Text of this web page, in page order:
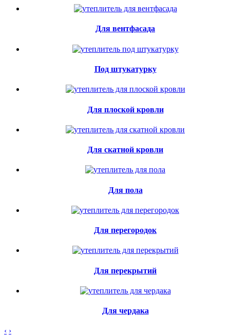
Для вентфасада
Под штукатурку
Для плоской кровли
Для скатной кровли
Для пола
Для перегородок
Для перекрытий
Для чердака
‹ ›